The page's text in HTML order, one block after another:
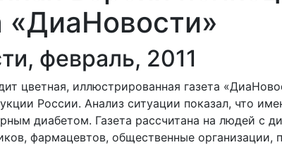
февраль, 2011
цветная, иллюстрированная газета
России. Анализ ситуации показал, что
диабетом. Газета рассчитана на людей с
фармацевтов, общественные организации,